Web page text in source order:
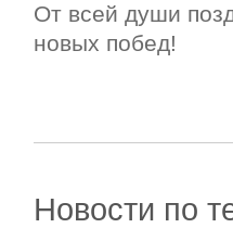
От всей души
новых побед!
Новости по